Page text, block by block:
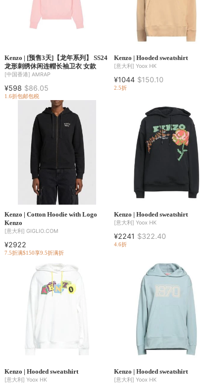
Kenzo | [预售3天]【龙年系列】 SS24
龙形刺绣休闲连帽长袖卫衣 女款
[中国香港] AMRAP
¥598 $86.05
1.6折包邮包税
Kenzo | Hooded sweatshirt
[意大利] Yoox HK
¥1044 $150.10
2.5折
Kenzo | Cotton Hoodie with Logo
Kenzo
[意大利] GIGLIO.COM
¥2922
7.5折满$150享9.5折满折
Kenzo | Hooded sweatshirt
[意大利] Yoox HK
¥2241 $322.40
4.6折
Kenzo | Hooded sweatshirt
[意大利] Yoox HK
Kenzo | Hooded sweatshirt
[意大利] Yoox HK